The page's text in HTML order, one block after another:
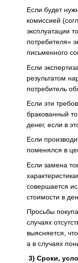
Если будет
комиссией
эксплуатации
потребителя»
письменного
Если
результатом
потребитель
Если эти
бракованный
денег, если в
Если
поменялся в
Если замена
совершается
стоимости в
Просьбы
случаях
выясняется,
а в случаях
3) Сроки,